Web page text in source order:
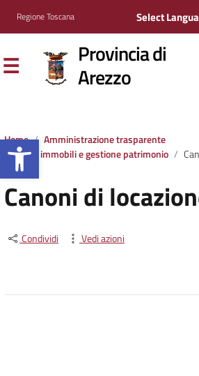
Apri la barra
Regione Toscana
Provincia di
Arezzo
Home
Amministrazione trasparente
Beni immobili e gestione patrimonio
Canoni di
Condividi Vedi azioni